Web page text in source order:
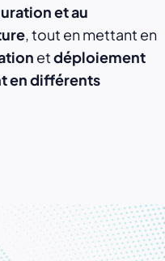
et au
, tout en mettant en
etdéploiement
en différents